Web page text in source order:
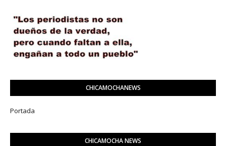
CHICAMOCHANEWS
Portada
CHICAMOCHA NEWS